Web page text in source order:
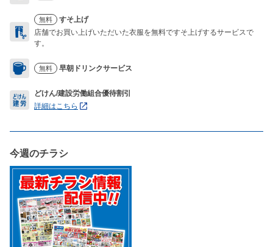
無料
すそ上げ
店舗でお買い上げいただいた衣服を無料ですそ上げするサービスで
す。
無料 早朝ドリンクサービス
どけん/建設労働組合優待割引
詳細はこちら
今週のチラシ